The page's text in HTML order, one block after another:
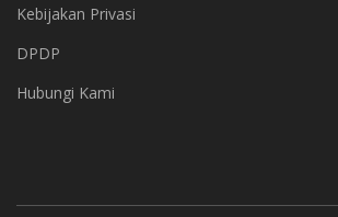
Kebijakan Privasi
DPDP
Hubungi Kami